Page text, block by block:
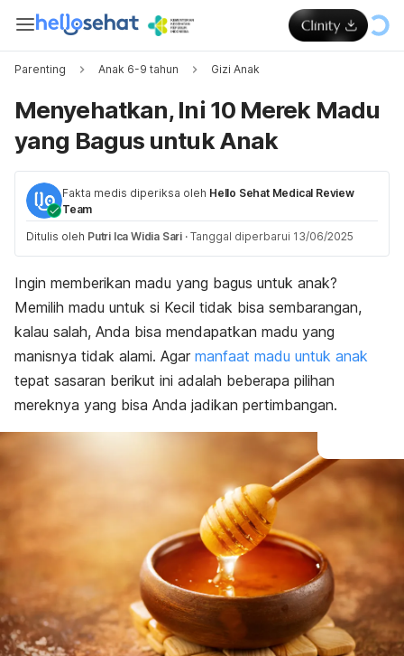
Parenting Anak 6-9 tahun Gizi Anak
Menyehatkan, Ini 10 Merek Madu
yang Bagus untuk Anak
Fakta medis diperiksa oleh Hello Sehat Medical Review
Team
Ditulis oleh Putri Ica Widia Sari · Tanggal diperbarui 13/06/2025
Ingin memberikan madu yang bagus untuk anak?
Memilih madu untuk si Kecil tidak bisa sembarangan,
kalau salah, Anda bisa mendapatkan madu yang
manisnya tidak alami. Agar manfaat madu untuk anak
tepat sasaran berikut ini adalah beberapa pilihan
mereknya yang bisa Anda jadikan pertimbangan.